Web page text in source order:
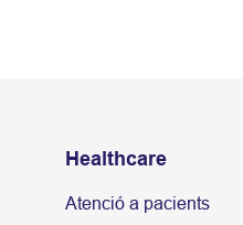
Healthcare
Atenció a pacients